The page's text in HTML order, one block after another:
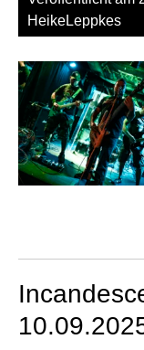
HeikeLeppkes